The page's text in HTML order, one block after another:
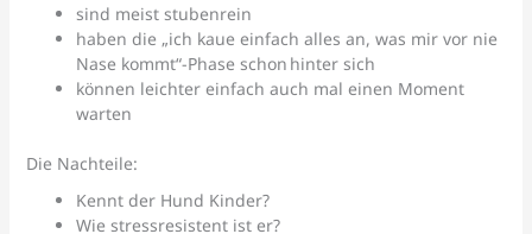
sind meist stubenrein
haben die „ich kaue einfach alles an, was mir vor nie
Nase kommt“-Phase schon hinter sich
können leichter einfach auch mal einen Moment
warten
Die Nachteile:
Kennt der Hund Kinder?
Wie stressresistent ist er?